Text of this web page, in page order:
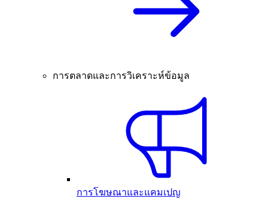
การตลาดและการวิเคราะห์ข้อมูล
การโฆษณาและแคมเปญ